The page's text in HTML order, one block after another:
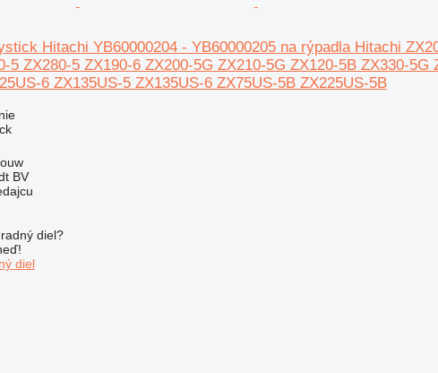
Hitachi YB60000204 - YB60000205 na rýpadla Hitachi
5 ZX280-5 ZX190-6 ZX200-5G ZX210-5G ZX120-5B ZX330-
6 ZX135US-5 ZX135US-6 ZX75US-5B ZX225US-5B
BV
diel?
diel